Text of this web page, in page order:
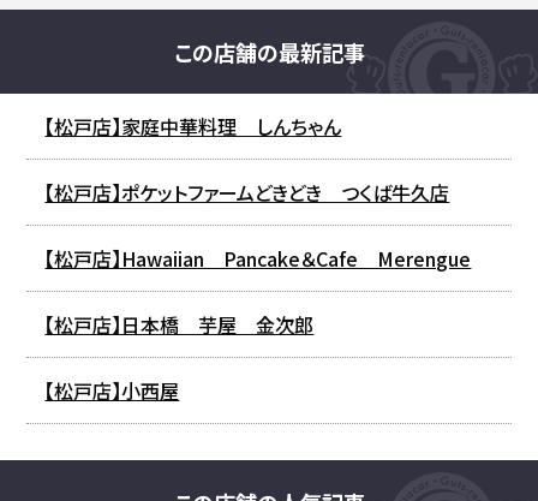
この店舗の最新記事
【松戸店】家庭中華料理 しんちゃん
【松戸店】ポケットファームどきどき つくば牛久店
【松戸店】Hawaiian Pancake＆Cafe Merengue
【松戸店】日本橋 芋屋 金次郎
【松戸店】小西屋